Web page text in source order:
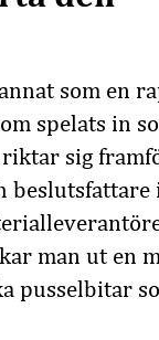
som en
spelats in
riktar sig
beslutsfattare i
man ut en
pusselbitar